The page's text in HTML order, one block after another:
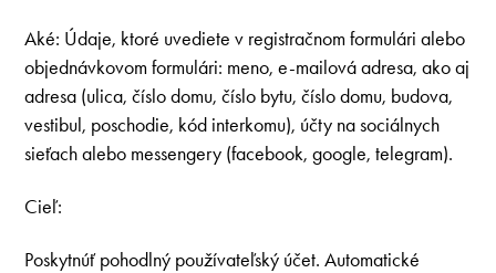
Aké: Údaje, ktoré uvediete v registračnom formulári alebo
objednávkovom formulári: meno, e-mailová adresa, ako aj
adresa (ulica, číslo domu, číslo bytu, číslo domu, budova,
vestibul, poschodie, kód interkomu), účty na sociálnych
sieťach alebo messengery (facebook, google, telegram).
Cieľ:
Poskytnúť pohodlný používateľský účet. Automatické